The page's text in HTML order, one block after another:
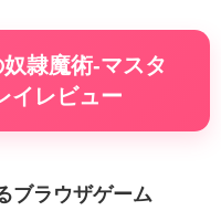
隷魔術-マスタ
イレビュー
ブラウザゲーム